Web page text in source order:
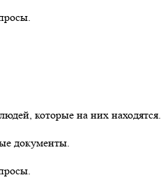
которые на них находятся.
документы.